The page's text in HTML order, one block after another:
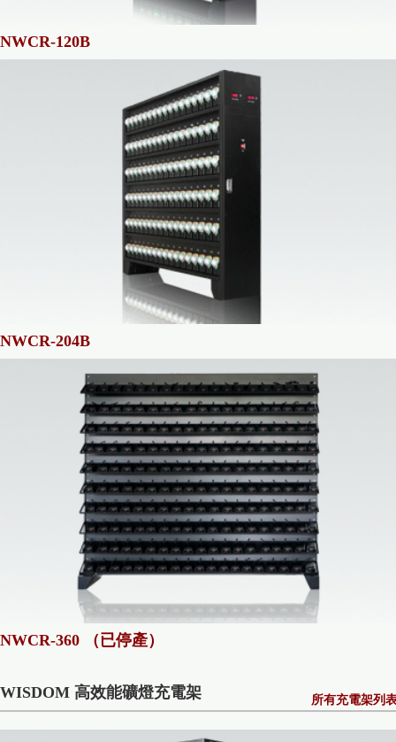
NWCR-120B
NWCR-204B
NWCR-360 （已停產）
WISDOM 高效能礦燈充電架 所有充電架列